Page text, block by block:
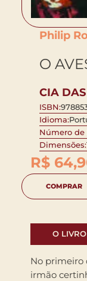
Philip
O
CIA
ISBN:
Idioma:
Número de
Dimensões:
R$
COMPRAR
O LIVRO
No primeiro
irmão